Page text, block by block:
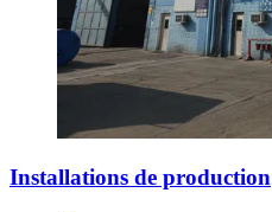
Installations de production